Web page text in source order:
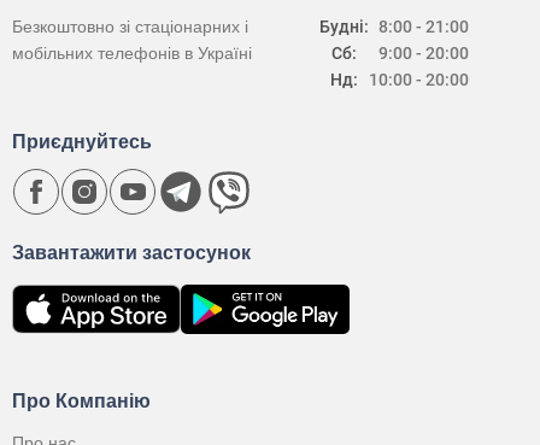
Будні:
Сб:
Нд:
8:00 - 21:00
9:00 - 20:00
10:00 - 20:00
Безкоштовно зі стаціонарних і
мобільних телефонів в Україні
Про Компанію
Завантажити застосунок
Приєднуйтесь